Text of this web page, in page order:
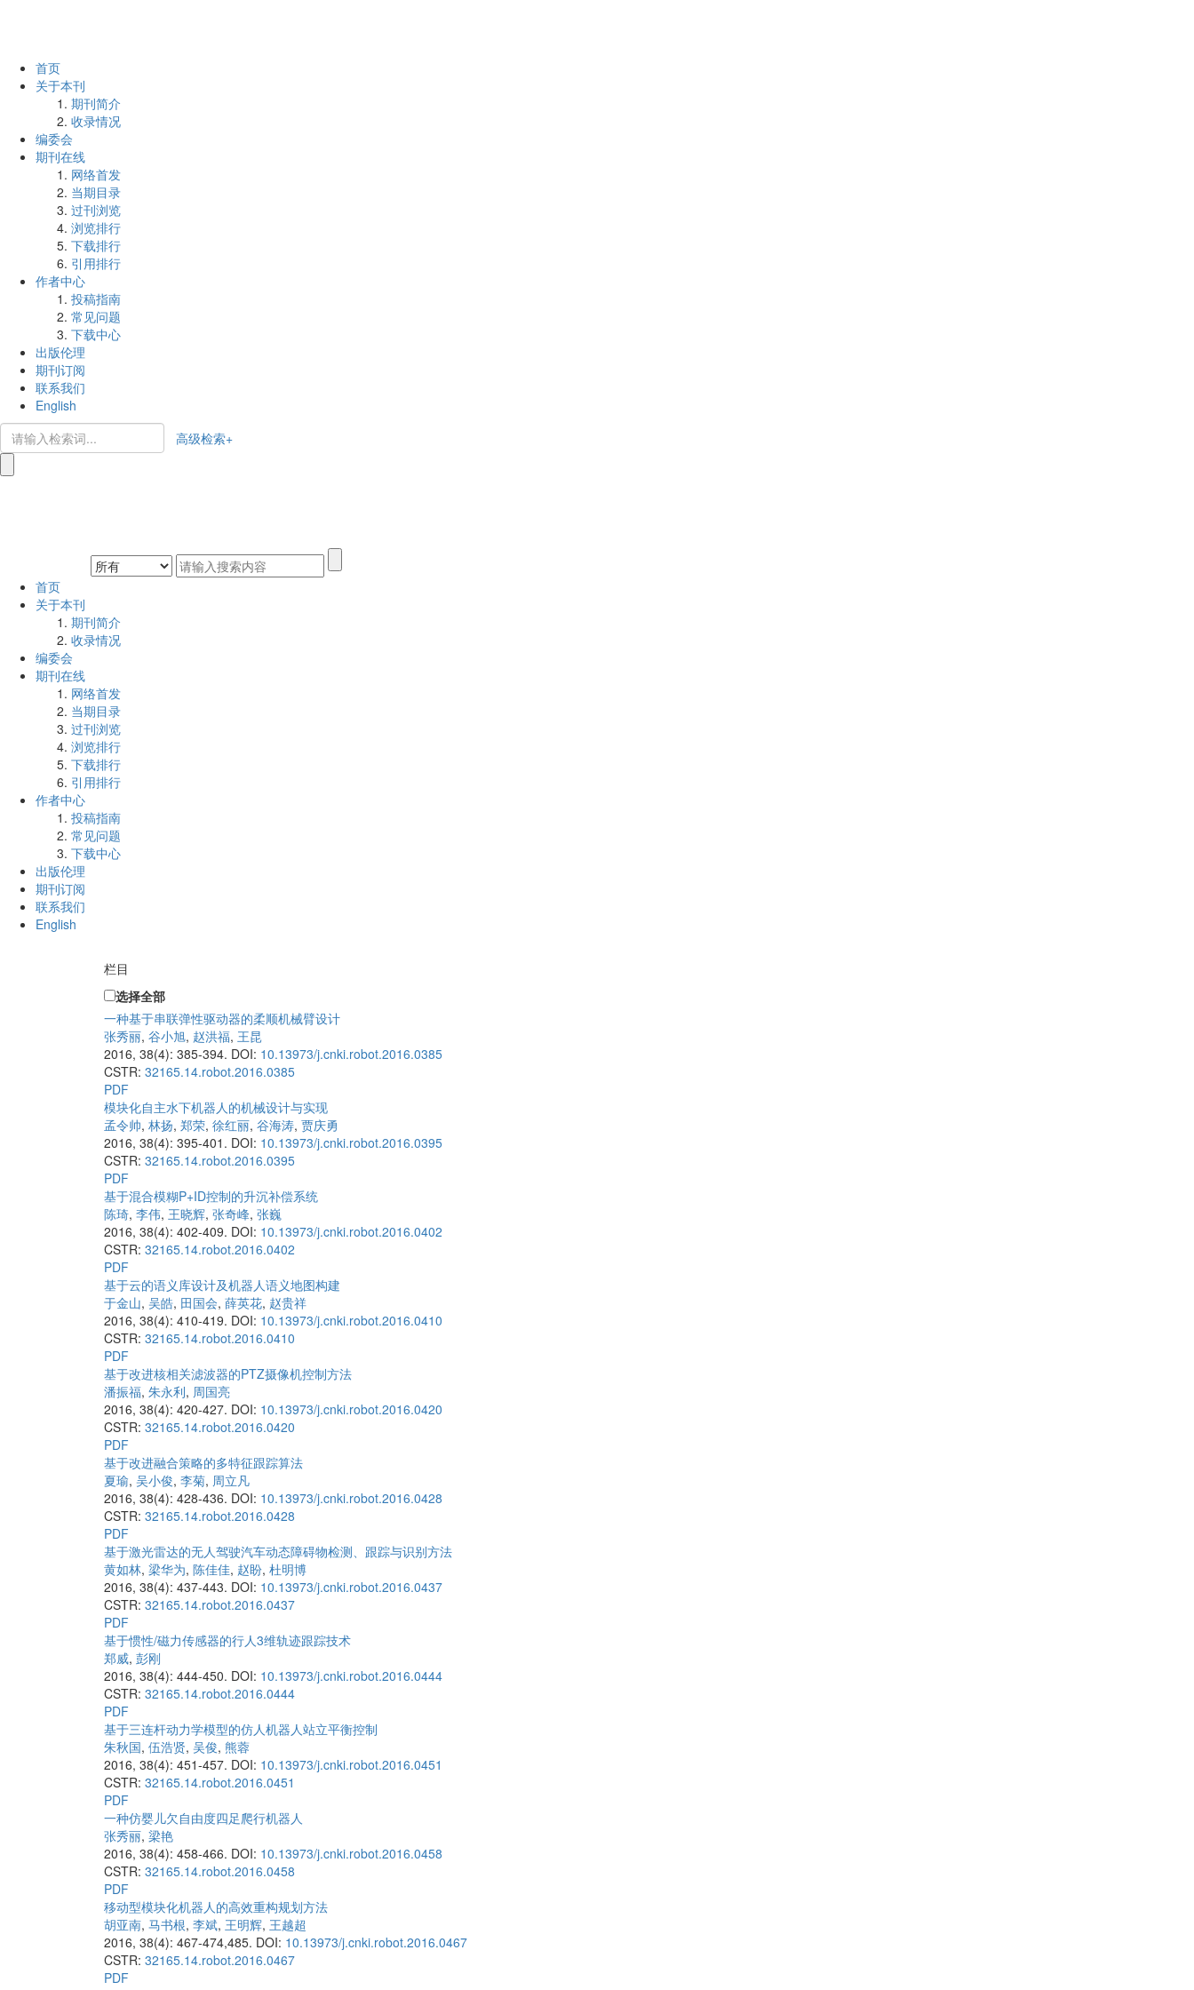
首页
关于本刊
期刊简介
收录情况
编委会
期刊在线
网络首发
当期目录
过刊浏览
浏览排行
下载排行
引用排行
作者中心
投稿指南
常见问题
下载中心
出版伦理
期刊订阅
联系我们
English
高级检索+
首页
关于本刊
期刊简介
收录情况
编委会
期刊在线
网络首发
当期目录
过刊浏览
浏览排行
下载排行
引用排行
作者中心
投稿指南
常见问题
下载中心
出版伦理
期刊订阅
联系我们
English
栏目
选择全部
一种基于串联弹性驱动器的柔顺机械臂设计
张秀丽, 谷小旭, 赵洪福, 王昆
2016, 38(4): 385-394. DOI: 10.13973/j.cnki.robot.2016.0385
CSTR: 32165.14.robot.2016.0385
PDF
模块化自主水下机器人的机械设计与实现
孟令帅, 林扬, 郑荣, 徐红丽, 谷海涛, 贾庆勇
2016, 38(4): 395-401. DOI: 10.13973/j.cnki.robot.2016.0395
CSTR: 32165.14.robot.2016.0395
PDF
基于混合模糊P+ID控制的升沉补偿系统
陈琦, 李伟, 王晓辉, 张奇峰, 张巍
2016, 38(4): 402-409. DOI: 10.13973/j.cnki.robot.2016.0402
CSTR: 32165.14.robot.2016.0402
PDF
基于云的语义库设计及机器人语义地图构建
于金山, 吴皓, 田国会, 薛英花, 赵贵祥
2016, 38(4): 410-419. DOI: 10.13973/j.cnki.robot.2016.0410
CSTR: 32165.14.robot.2016.0410
PDF
基于改进核相关滤波器的PTZ摄像机控制方法
潘振福, 朱永利, 周国亮
2016, 38(4): 420-427. DOI: 10.13973/j.cnki.robot.2016.0420
CSTR: 32165.14.robot.2016.0420
PDF
基于改进融合策略的多特征跟踪算法
夏瑜, 吴小俊, 李菊, 周立凡
2016, 38(4): 428-436. DOI: 10.13973/j.cnki.robot.2016.0428
CSTR: 32165.14.robot.2016.0428
PDF
基于激光雷达的无人驾驶汽车动态障碍物检测、跟踪与识别方法
黄如林, 梁华为, 陈佳佳, 赵盼, 杜明博
2016, 38(4): 437-443. DOI: 10.13973/j.cnki.robot.2016.0437
CSTR: 32165.14.robot.2016.0437
PDF
基于惯性/磁力传感器的行人3维轨迹跟踪技术
郑威, 彭刚
2016, 38(4): 444-450. DOI: 10.13973/j.cnki.robot.2016.0444
CSTR: 32165.14.robot.2016.0444
PDF
基于三连杆动力学模型的仿人机器人站立平衡控制
朱秋国, 伍浩贤, 吴俊, 熊蓉
2016, 38(4): 451-457. DOI: 10.13973/j.cnki.robot.2016.0451
CSTR: 32165.14.robot.2016.0451
PDF
一种仿婴儿欠自由度四足爬行机器人
张秀丽, 梁艳
2016, 38(4): 458-466. DOI: 10.13973/j.cnki.robot.2016.0458
CSTR: 32165.14.robot.2016.0458
PDF
移动型模块化机器人的高效重构规划方法
胡亚南, 马书根, 李斌, 王明辉, 王越超
2016, 38(4): 467-474,485. DOI: 10.13973/j.cnki.robot.2016.0467
CSTR: 32165.14.robot.2016.0467
PDF